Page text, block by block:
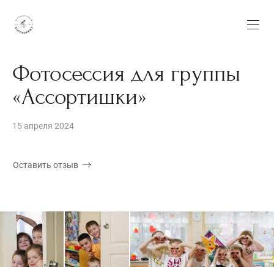
Фотосессия для группы
«Ассортишки»
15 апреля 2024
Оставить отзыв